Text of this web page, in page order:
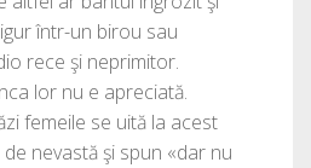
într-un birou sau
rece şi neprimitor.
lor nu e apreciată.
femeile se uită la acest
de nevastă şi spun «dar nu